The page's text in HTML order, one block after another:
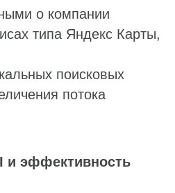
о компании
типа Яндекс Карты,
поисковых
потока
и эффективность